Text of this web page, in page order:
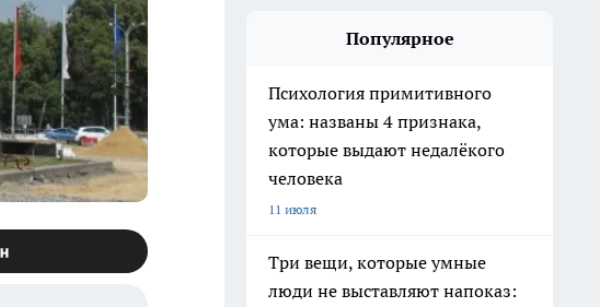
Популярное
Психология примитивного
ума: названы 4 признака,
которые выдают недалёкого
человека
11 июля
Три вещи, которые умные
люди не выставляют напоказ: